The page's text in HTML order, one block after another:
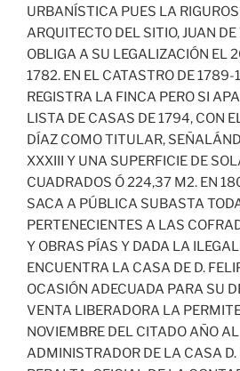
URBANÍSTICA PUES LA
ARQUITECTO DEL SITIO, JUAN
OBLIGA A SU LEGALIZACIÓN EL
1782. EN EL CATASTRO DE 1789-
REGISTRA LA FINCA PERO SI
LISTA DE CASAS DE 1794, CON
DÍAZ COMO TITULAR,
XXXIII Y UNA SUPERFICIE DE
CUADRADOS Ó 224,37 M2. EN
SACA A PÚBLICA SUBASTA
PERTENECIENTES A LAS
Y OBRAS PÍAS Y DADA LA
ENCUENTRA LA CASA DE D.
OCASIÓN ADECUADA PARA SU
VENTA LIBERADORA LA
NOVIEMBRE DEL CITADO AÑO
ADMINISTRADOR DE LA CASA D.